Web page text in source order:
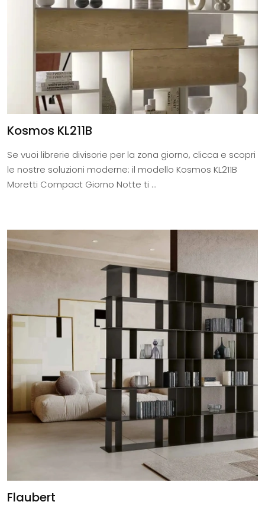
Kosmos KL211B
Se vuoi librerie divisorie per la zona giorno, clicca e scopri
le nostre soluzioni moderne: il modello Kosmos KL211B
Moretti Compact Giorno Notte ti ...
Flaubert